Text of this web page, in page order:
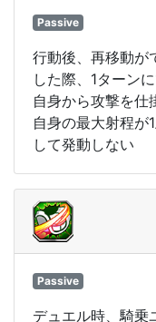
Passive
行動後、再移動が
した際、1ターン
自身から攻撃を仕
自身の最大射程が
して発動しない
Passive
デュエル時、騎乗